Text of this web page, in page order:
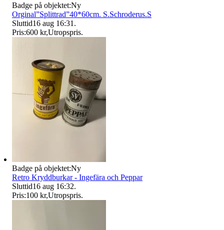
Badge på objektet:Ny
Orginal”Splittrad”40*60cm. S.Schroderus.S
Sluttid16 aug 16:31 .
Pris:600 kr,Utropspris.
Badge på objektet:Ny
Retro Kryddburkar - Ingefära och Peppar
Sluttid16 aug 16:32.
Pris:100 kr,Utropspris.